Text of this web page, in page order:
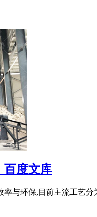
百度文库
与环保,目前主流工艺